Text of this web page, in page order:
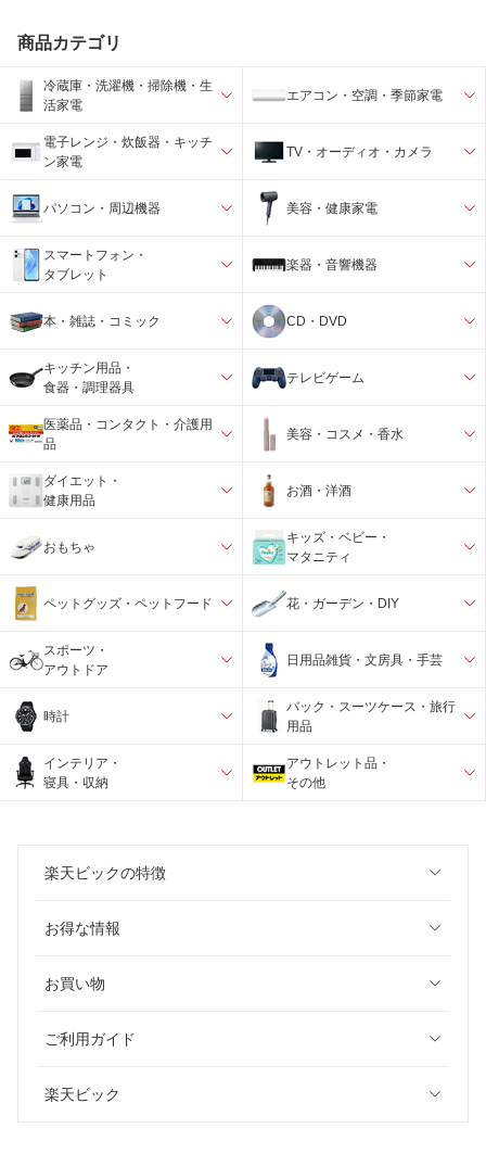
商品カテゴリ
冷蔵庫・洗濯機・掃除機・生
活家電
エアコン・空調・季節家電
電子レンジ・炊飯器・キッチ
ン家電
TV・オーディオ・カメラ
パソコン・周辺機器 美容・健康家電
スマートフォン・
タブレット
楽器・音響機器
本・雑誌・コミック CD・DVD
キッチン用品・
食器・調理器具
テレビゲーム
医薬品・コンタクト・介護用
品
美容・コスメ・香水
ダイエット・
健康用品
お酒・洋酒
おもちゃ
キッズ・ベビー・
マタニティ
ペットグッズ・ペットフード 花・ガーデン・DIY
スポーツ・
アウトドア
日用品雑貨・文房具・手芸
時計
バック・スーツケース・旅行
用品
インテリア・
寝具・収納
アウトレット品・
その他
楽天ビックの特徴
お得な情報
お買い物
ご利用ガイド
楽天ビック